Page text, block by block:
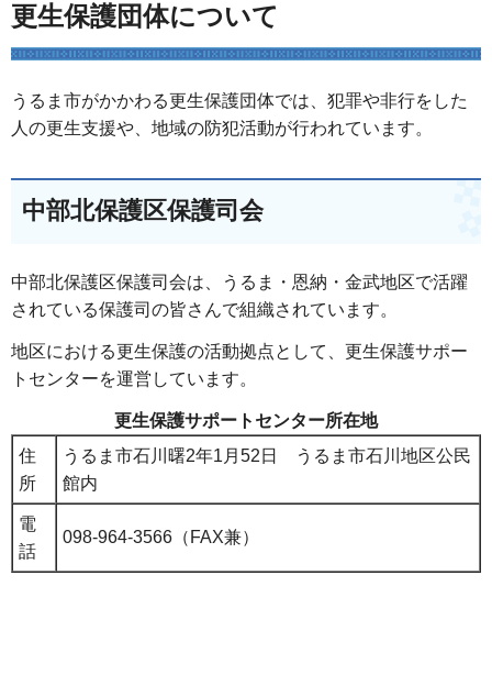
更生保護団体について
うるま市がかかわる更生保護団体では、犯罪や非行をした
人の更生支援や、地域の防犯活動が行われています。
中部北保護区保護司会
中部北保護区保護司会は、うるま・恩納・金武地区で活躍
されている保護司の皆さんで組織されています。
地区における更生保護の活動拠点として、更生保護サポー
トセンターを運営しています。
更生保護サポートセンター所在地
住
所
うるま市石川曙2年1月52日 うるま市石川地区公民
館内
電
話
098-964-3566（FAX兼）